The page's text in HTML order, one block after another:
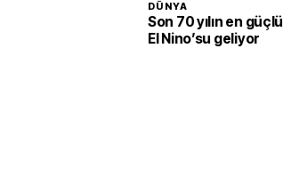
DÜNYA
Son 70 yılın en güçlü
El Nino’su geliyor